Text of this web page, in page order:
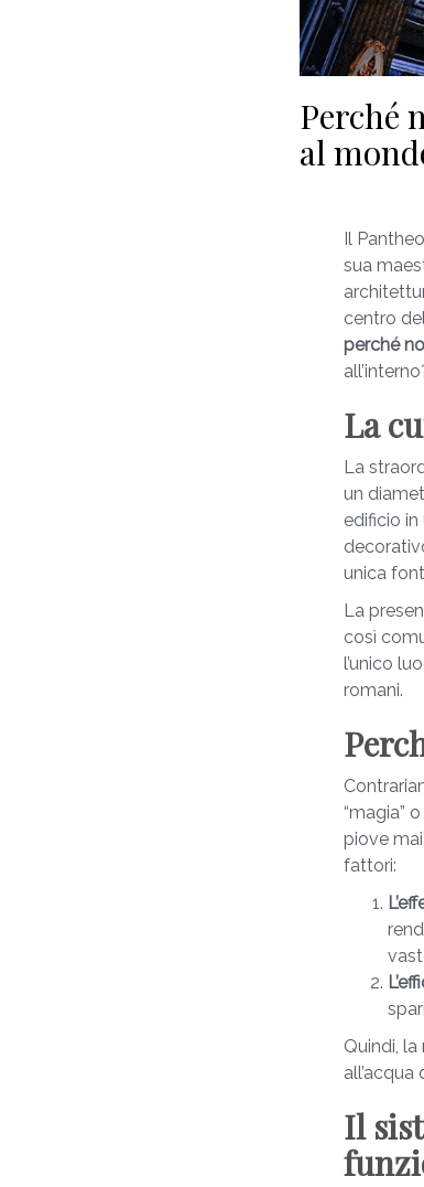
Perché
al
Il
sua
centro
perché
La
La
un
edificio
unica
La
così
l’unico
romani.
“magia”
piove
fattori:
Quindi, la
Il